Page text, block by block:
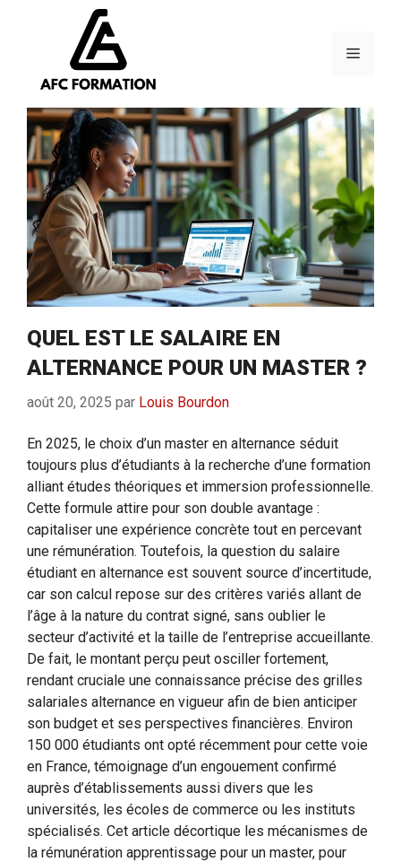
Menu
QUEL EST LE SALAIRE EN
ALTERNANCE POUR UN MASTER ?
août 20, 2025 par Louis Bourdon
En 2025, le choix d’un master en alternance séduit
toujours plus d’étudiants à la recherche d’une formation
alliant études théoriques et immersion professionnelle.
Cette formule attire pour son double avantage :
capitaliser une expérience concrète tout en percevant
une rémunération. Toutefois, la question du salaire
étudiant en alternance est souvent source d’incertitude,
car son calcul repose sur des critères variés allant de
l’âge à la nature du contrat signé, sans oublier le
secteur d’activité et la taille de l’entreprise accueillante.
De fait, le montant perçu peut osciller fortement,
rendant cruciale une connaissance précise des grilles
salariales alternance en vigueur afin de bien anticiper
son budget et ses perspectives financières. Environ
150 000 étudiants ont opté récemment pour cette voie
en France, témoignage d’un engouement confirmé
auprès d’établissements aussi divers que les
universités, les écoles de commerce ou les instituts
spécialisés. Cet article décortique les mécanismes de
la rémunération apprentissage pour un master, pour